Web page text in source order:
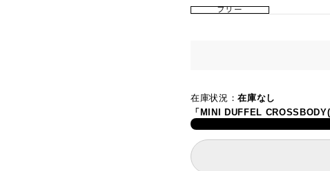
フリー
在庫状況：在庫なし
「MINI DUFFEL